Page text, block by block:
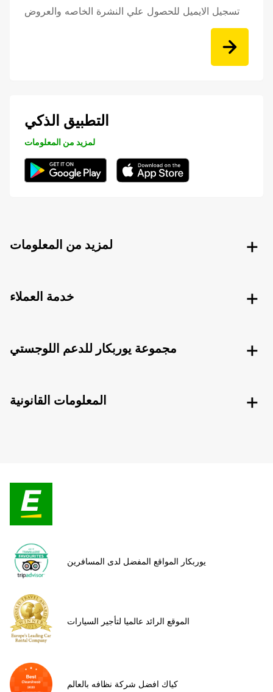
تسجيل الايميل للحصول علي النشرة الخاصه والعروض
التطبيق الذكي
لمزيد من المعلومات
لمزيد من المعلومات
خدمة العملاء
مجموعة يوربكار للدعم اللوجستي
المعلومات القانونية
يوربكار المواقع المفضل لدى المسافرين
الموقع الرائد عالميا لتأجير السيارات
كياك افضل شركة نظافه بالعالم